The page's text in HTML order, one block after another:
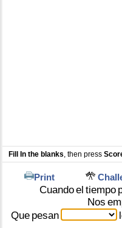
Fill In the blanks , then press
Print
Cuandoel tiempo
Nos
Que pesan